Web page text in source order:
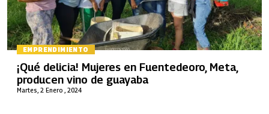
EMPRENDIMIENTO
Martes, 2 Enero , 2024
¡Qué delicia! Mujeres en Fuentedeoro, Meta,
producen vino de guayaba